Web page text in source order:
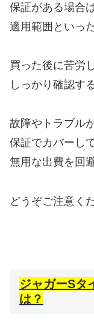
保証がある場合
適用範囲といっ
買った後に苦労
しっかり確認す
故障やトラブル
保証でカバーし
無用な出費を回
どうぞご注意く
ジャガーSタ
は？